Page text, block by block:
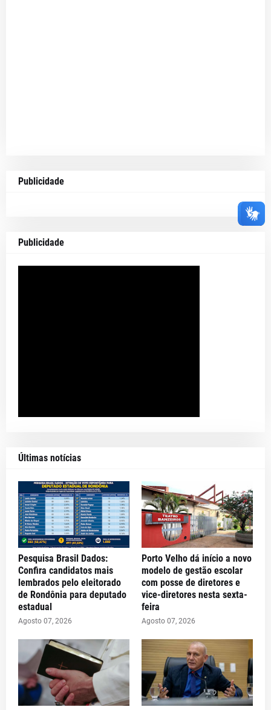
Publicidade
Publicidade
Últimas notícias
Pesquisa Brasil Dados:
Confira candidatos mais
lembrados pelo eleitorado
de Rondônia para deputado
estadual
Agosto 07, 2026
Porto Velho dá início a novo
modelo de gestão escolar
com posse de diretores e
vice-diretores nesta sexta-
feira
Agosto 07, 2026